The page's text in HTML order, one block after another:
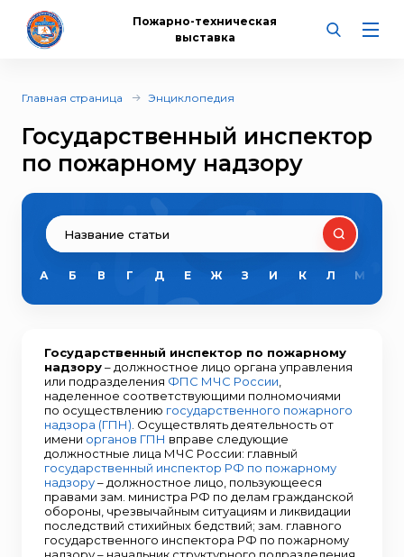
Пожарно-техническая
выставка
Главная страница Энциклопедия
Государственный инспектор
по пожарному надзору
А Б В Г Д Е Ж З И К Л М
Государственный инспектор по пожарному
надзору– должностное лицо органа управления
или подразделения ФПС МЧС России
наделенное соответствующими полномочиями
по осуществлению государственного пожарного
надзора (ГПН) . Осуществлять деятельность от
имени органов ГПН вправе следующие
должностные лица МЧС России: главный
государственный инспектор РФ по пожарному
надзору– должностное лицо, пользующееся
правами зам. министра РФ по делам гражданской
обороны, чрезвычайным ситуациям и ликвидации
последствий стихийных бедствий; зам. главного
государственного инспектора РФ по пожарному